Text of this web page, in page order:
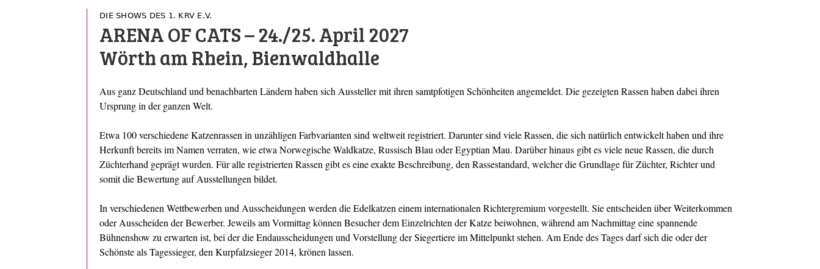
DIE SHOWS DES 1. KRV E.V.
ARENA OF CATS – 24./25. April 2027
Wörth am Rhein, Bienwaldhalle
Aus ganz Deutschland und benachbarten Ländern haben sich Aussteller mit ihren samtpfotigen Schönheiten angemeldet. Die gezeigten Rassen haben dabei ihren
Ursprung in der ganzen Welt.
Etwa 100 verschiedene Katzenrassen in unzähligen Farbvarianten sind weltweit registriert. Darunter sind viele Rassen, die sich natürlich entwickelt haben und ihre
Herkunft bereits im Namen verraten, wie etwa Norwegische Waldkatze, Russisch Blau oder Egyptian Mau. Darüber hinaus gibt es viele neue Rassen, die durch
Züchterhand geprägt wurden. Für alle registrierten Rassen gibt es eine exakte Beschreibung, den Rassestandard, welcher die Grundlage für Züchter, Richter und
somit die Bewertung auf Ausstellungen bildet.
In verschiedenen Wettbewerben und Ausscheidungen werden die Edelkatzen einem internationalen Richtergremium vorgestellt. Sie entscheiden über Weiterkommen
oder Ausscheiden der Bewerber. Jeweils am Vormittag können Besucher dem Einzelrichten der Katze beiwohnen, während am Nachmittag eine spannende
Bühnenshow zu erwarten ist, bei der die Endausscheidungen und Vorstellung der Siegertiere im Mittelpunkt stehen. Am Ende des Tages darf sich die oder der
Schönste als Tagessieger, den Kurpfalzsieger 2014, krönen lassen.